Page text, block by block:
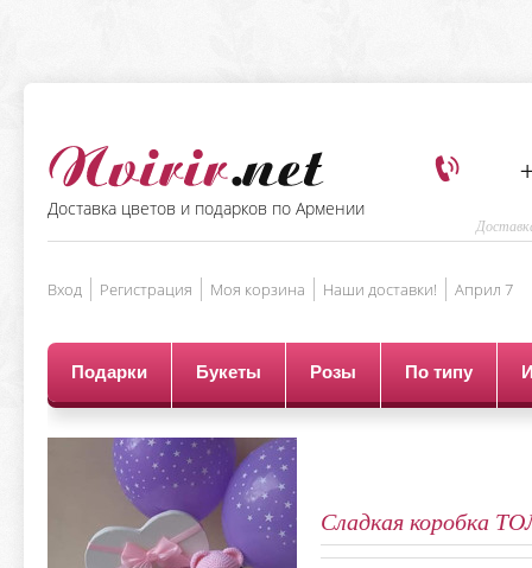
Доставка цветов и подарков по Армении
Вход Регистрация Моя корзина Наши доставки! Aприл 7
Подарки Букеты Розы По типу
Сладкая коробка